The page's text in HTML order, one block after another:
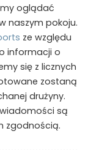
oglądać
naszym pokoju.
ze względu
informacji o
się z licznych
zostaną
drużyny.
są
zgodnością.